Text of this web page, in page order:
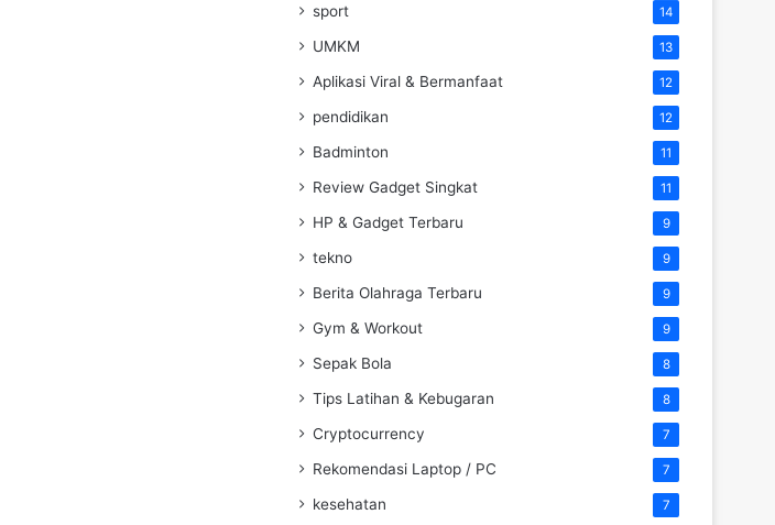
sport 14
UMKM 13
Aplikasi Viral & Bermanfaat 12
pendidikan 12
Badminton 11
Review Gadget Singkat 11
HP & Gadget Terbaru 9
tekno 9
Berita Olahraga Terbaru 9
Gym & Workout 9
Sepak Bola 8
Tips Latihan & Kebugaran 8
Cryptocurrency 7
Rekomendasi Laptop / PC 7
kesehatan 7